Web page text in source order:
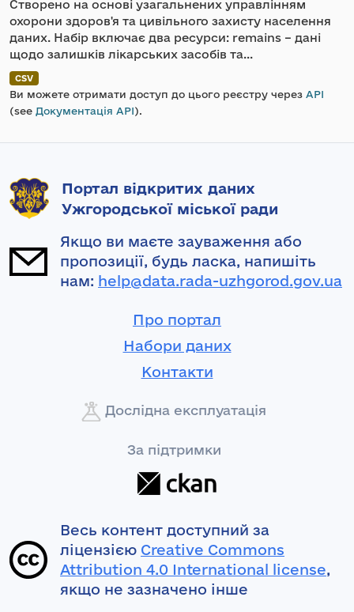
Створено на основі узагальнених управлінням
охорони здоров'я та цивільного захисту населення
даних. Набір включає два ресурси: remains – дані
щодо залишків лікарських засобів та...
CSV
Ви можете отримати доступ до цього реєстру через API
(see Документація API).
Портал відкритих даних
Ужгородської міської ради
Якщо ви маєте зауваження або
пропозиції, будь ласка, напишіть
нам: help@data.rada-uzhgorod.gov.ua
Про портал
Набори даних
Контакти
Дослідна експлуатація
За підтримки
Весь контент доступний за
ліцензією Creative Commons
Attribution 4.0 International license,
якщо не зазначено інше